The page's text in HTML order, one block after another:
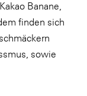
Banane,
finden sich
sowie